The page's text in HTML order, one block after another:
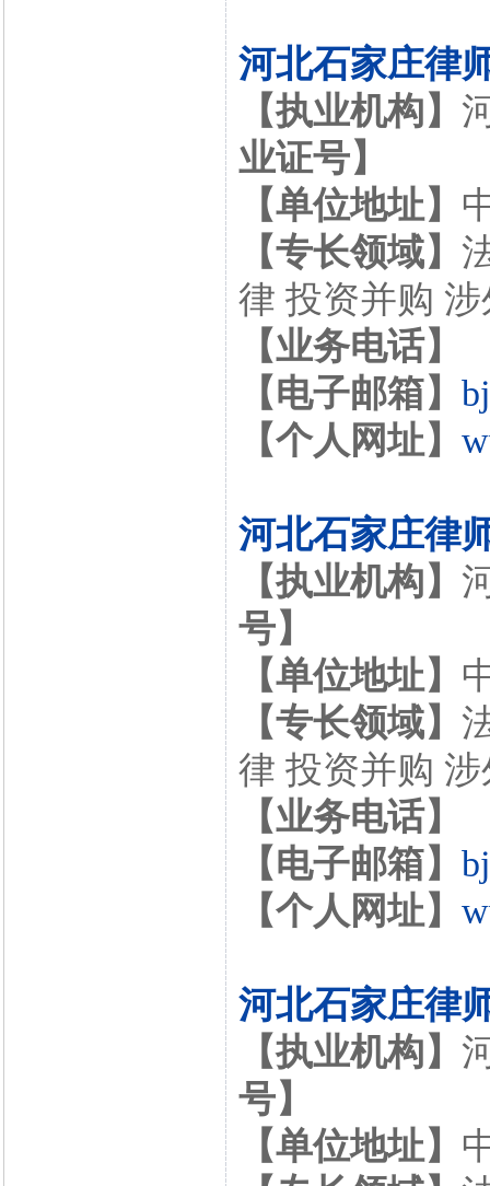
河北石家庄律
【执业机构】
业证号】
【单位地址】
【专长领域】
律 投资并购
【业务电话】
【电子邮箱】
【个人网址】
河北石家庄律
【执业机构】
号】
【单位地址】
【专长领域】
律 投资并购
【业务电话】
【电子邮箱】
【个人网址】
河北石家庄律
【执业机构】
号】
【单位地址】